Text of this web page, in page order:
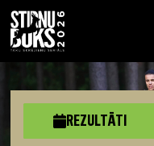
REZULTĀTI